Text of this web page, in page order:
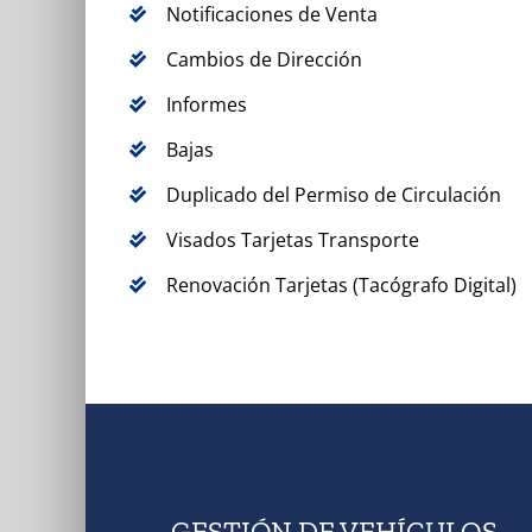
Notificaciones de Venta
Cambios de Dirección
Informes
Bajas
Duplicado del Permiso de Circulación
Visados Tarjetas Transporte
Renovación Tarjetas (Tacógrafo Digital)